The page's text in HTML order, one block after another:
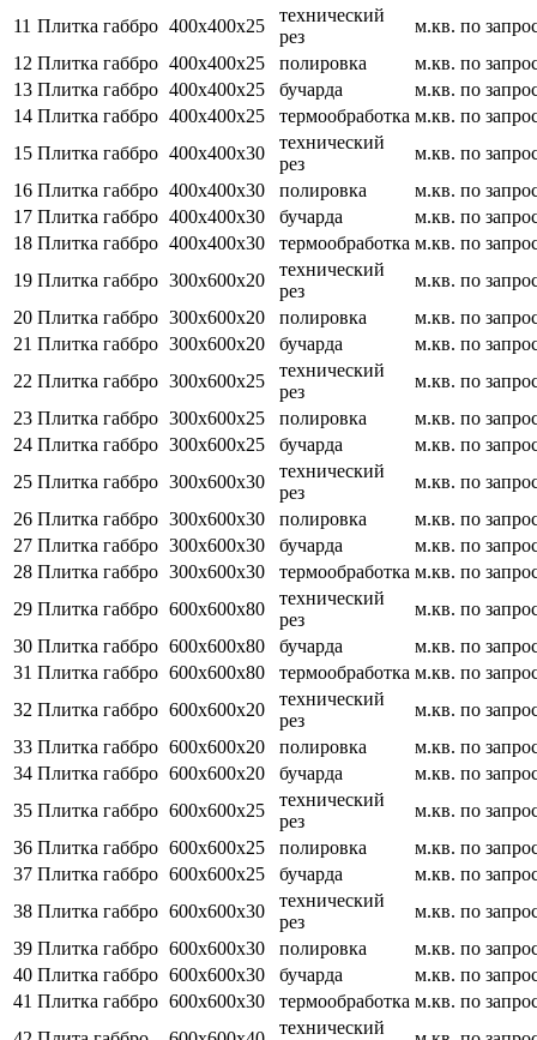
11 Плитка габбро 400х400х25
технический
рез
м.кв. по
12 Плитка габбро 400х400х25 полировка м.кв. по
13 Плитка габбро 400х400х25 бучарда м.кв. по
14 Плитка габбро 400х400х25 термообработка м.кв. по
15 Плитка габбро 400х400х30
технический
рез
м.кв. по
16 Плитка габбро 400х400х30 полировка м.кв. по
17 Плитка габбро 400х400х30 бучарда м.кв. по
18 Плитка габбро 400х400х30 термообработка м.кв. по
19 Плитка габбро 300х600х20
технический
рез
м.кв. по
20 Плитка габбро 300х600х20 полировка м.кв. по
21 Плитка габбро 300х600х20 бучарда м.кв. по
22 Плитка габбро 300х600х25
технический
рез
м.кв. по
23 Плитка габбро 300х600х25 полировка м.кв. по
24 Плитка габбро 300х600х25 бучарда м.кв. по
25 Плитка габбро 300х600х30
технический
рез
м.кв. по
26 Плитка габбро 300х600х30 полировка м.кв. по
27 Плитка габбро 300х600х30 бучарда м.кв. по
28 Плитка габбро 300х600х30 термообработка м.кв. по
29 Плитка габбро 600х600х80
технический
рез
м.кв. по
30 Плитка габбро 600х600х80 бучарда м.кв. по
31 Плитка габбро 600х600х80 термообработка м.кв. по
32 Плитка габбро 600х600х20
технический
рез
м.кв. по
33 Плитка габбро 600х600х20 полировка м.кв. по
34 Плитка габбро 600х600х20 бучарда м.кв. по
35 Плитка габбро 600х600х25
технический
рез
м.кв. по
36 Плитка габбро 600х600х25 полировка м.кв. по
37 Плитка габбро 600х600х25 бучарда м.кв. по
38 Плитка габбро 600х600х30
технический
рез
м.кв. по
39 Плитка габбро 600х600х30 полировка м.кв. по
40 Плитка габбро 600х600х30 бучарда м.кв. по
41 Плитка габбро 600х600х30 термообработка м.кв. по
технический